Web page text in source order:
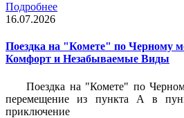
Подробнее
16.07.2026
Поездка на "Комете" по Черному
Комфорт и Незабываемые Виды
Поездка на "Комете" по
перемещение из пункта А в
приключение